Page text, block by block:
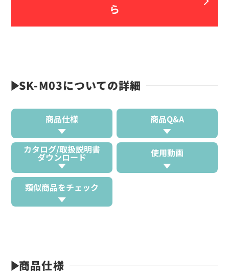
ら
SK-M03についての詳細
商品仕様 商品Q&A
カタログ/取扱説明書
ダウンロード 使用動画
類似商品をチェック
商品仕様